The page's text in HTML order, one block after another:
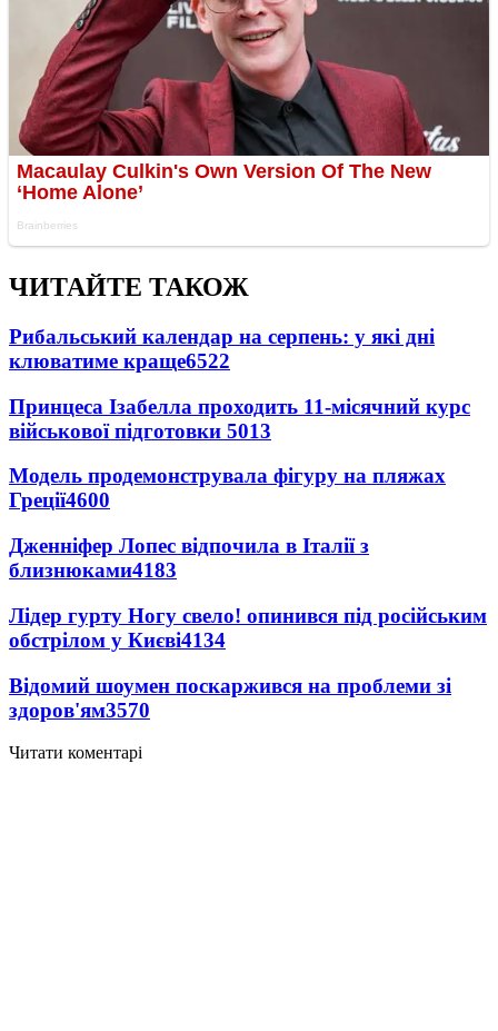
ЧИТАЙТЕ ТАКОЖ
Рибальський календар на серпень: у які дні
клюватиме краще6522
Принцеса Ізабелла проходить 11-місячний курс
військової підготовки 5013
Модель продемонструвала фігуру на пляжах
Греції4600
Дженніфер Лопес відпочила в Італії з
близнюками4183
Лідер гурту Ногу свело! опинився під російським
обстрілом у Києві4134
Відомий шоумен поскаржився на проблеми зі
здоров'ям3570
Читати коментарі